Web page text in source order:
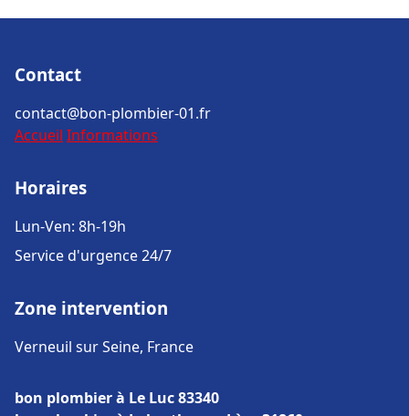
Contact
contact@bon-plombier-01.fr
Accueil Informations
Horaires
Lun-Ven: 8h-19h
Service d'urgence 24/7
Zone intervention
Verneuil sur Seine, France
bon plombier à Le Luc 83340